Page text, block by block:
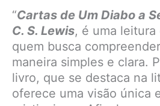
“Cartas de Um Diabo a
C. S. Lewis, é uma leitura
quem busca
maneira simples e clara.
livro, que se destaca na
oferece uma visão única